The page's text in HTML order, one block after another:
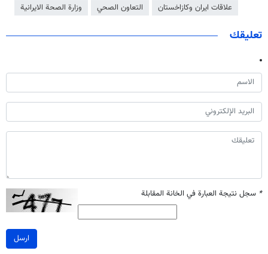
علاقات ايران وكازاخستان التعاون الصحي وزارة الصحة الايرانية
تعليقك
* سجل نتيجة العبارة في الخانة المقابلة
ارسل